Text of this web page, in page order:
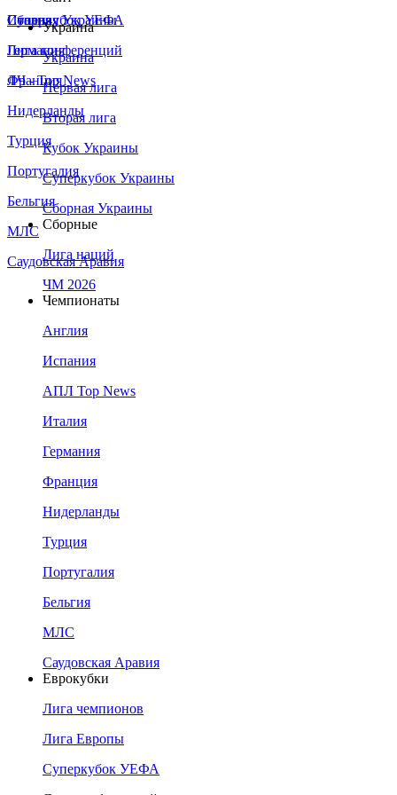
Сборная Украины
Италия
Германия
Франция
Нидерланды
Турция
Португалия
Бельгия
МЛС
Саудовская Аравия
Суперкубок УЕФА
Лига конференций
ЛЧ - Top News
Украина
Украина
Первая лига
Вторая лига
Кубок Украины
Суперкубок Украины
Сборная Украины
Сборные
Лига наций
ЧМ 2026
Чемпионаты
Англия
Испания
АПЛ Top News
Италия
Германия
Франция
Нидерланды
Турция
Португалия
Бельгия
МЛС
Саудовская Аравия
Еврокубки
Лига чемпионов
Лига Европы
Суперкубок УЕФА